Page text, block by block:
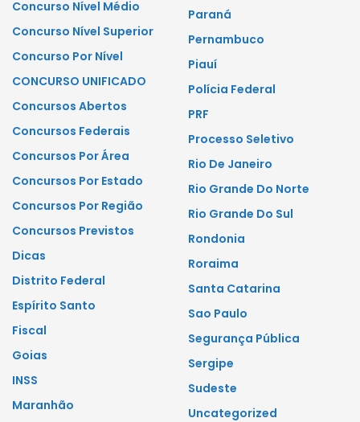
Concurso Nível Médio
Concurso Nível Superior
Concurso Por Nível
CONCURSO UNIFICADO
Concursos Abertos
Concursos Federais
Concursos Por Área
Concursos Por Estado
Concursos Por Região
Concursos Previstos
Dicas
Distrito Federal
Espírito Santo
Fiscal
Goias
INSS
Maranhão
Paraná
Pernambuco
Piauí
Polícia Federal
PRF
Processo Seletivo
Rio De Janeiro
Rio Grande Do Norte
Rio Grande Do Sul
Rondonia
Roraima
Santa Catarina
Sao Paulo
Segurança Pública
Sergipe
Sudeste
Uncategorized